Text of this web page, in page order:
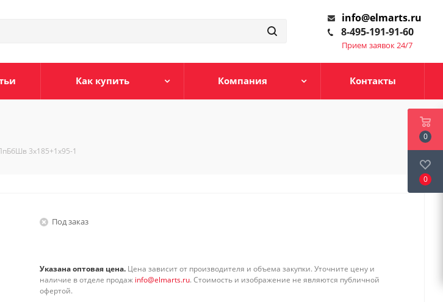
info@elmarts.ru
8-495-191-91-60
Прием заявок 24/7
Как купить Компания Контакты
3х185+1х95-1
Под заказ
Указана оптовая цена. Цена зависит от производителя и объема закупки. Уточните цену и
наличие в отделе продаж info@elmarts.ru. Стоимость и изображение не являются публичной
офертой.
0
0